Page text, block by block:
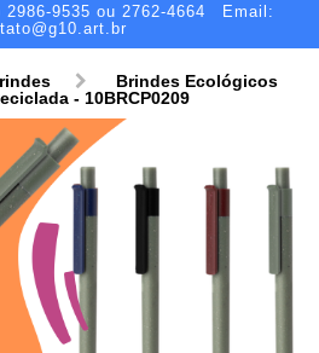
9535 ou 2762-4664
Email:
Brindes Ecológicos
- 10BRCP0209